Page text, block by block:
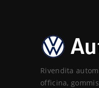
Rivendita
officina,